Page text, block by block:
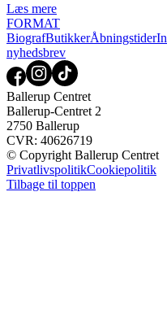
Læs mere
FORMAT
BiografButikkerÅbningstider
nyhedsbrev
Ballerup Centret
Ballerup-Centret 2
2750 Ballerup
CVR: 40626719
© Copyright Ballerup Centret
PrivatlivspolitikCookiepolitik
Tilbage til toppen